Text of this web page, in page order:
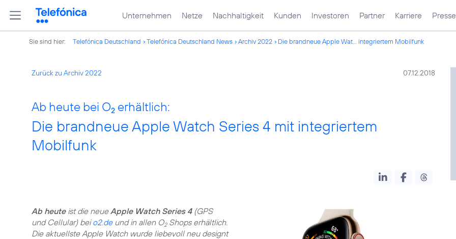
Unternehmen Netze Nachhaltigkeit Kunden Investoren Partner Karriere Presse
Sie sind hier: Telefónica Deutschland Telefónica Deutschland News Archiv 2022 Die brandneue Apple Wat... integriertem Mobilfunk
Zurück zu Archiv 2022 07.12.2018
Ab heute bei O2 erhältlich:
Die brandneue Apple Watch Series 4 mit integriertem
Mobilfunk
Ab heuteist die neueApple Watch Series 4(GPS
und Cellular) beio2.deund in allen O2Shops erhältlich.
Die aktuellste Apple Watch wurde liebevoll neu designt